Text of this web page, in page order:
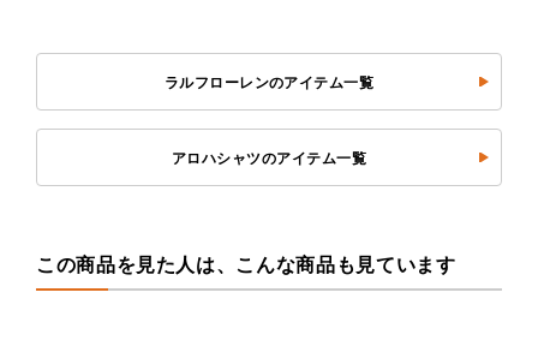
ラルフローレンのアイテム一覧
アロハシャツのアイテム一覧
この商品を見た人は、こんな商品も見ています